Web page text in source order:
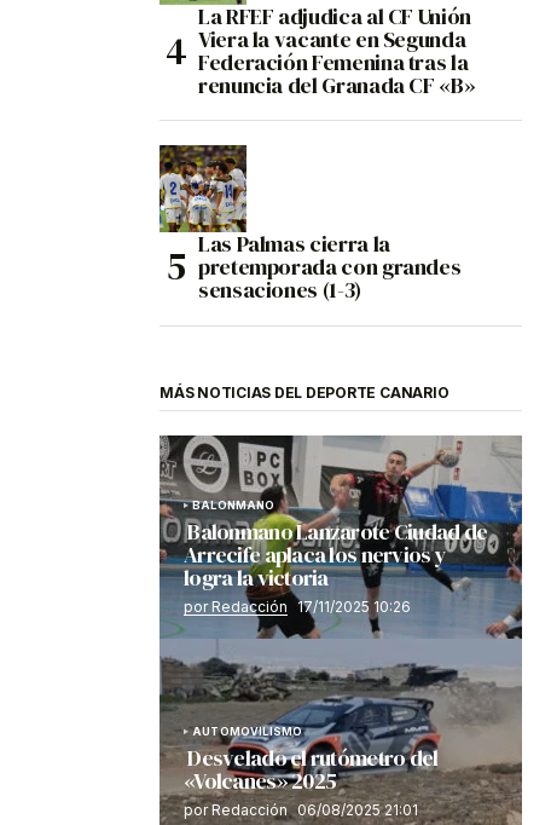
La RFEF adjudica al CF Unión
Viera la vacante en Segunda
Federación Femenina tras la
renuncia del Granada CF «B»
Las Palmas cierra la
pretemporada con grandes
sensaciones (1-3)
MÁS NOTICIAS DEL DEPORTE CANARIO
BALONMANO
Balonmano Lanzarote Ciudad de
Arrecife aplaca los nervios y
logra la victoria
por Redacción 17/11/2025 10:26
AUTOMOVILISMO
Desvelado el rutómetro del
«Volcanes» 2025
por Redacción 06/08/2025 21:01